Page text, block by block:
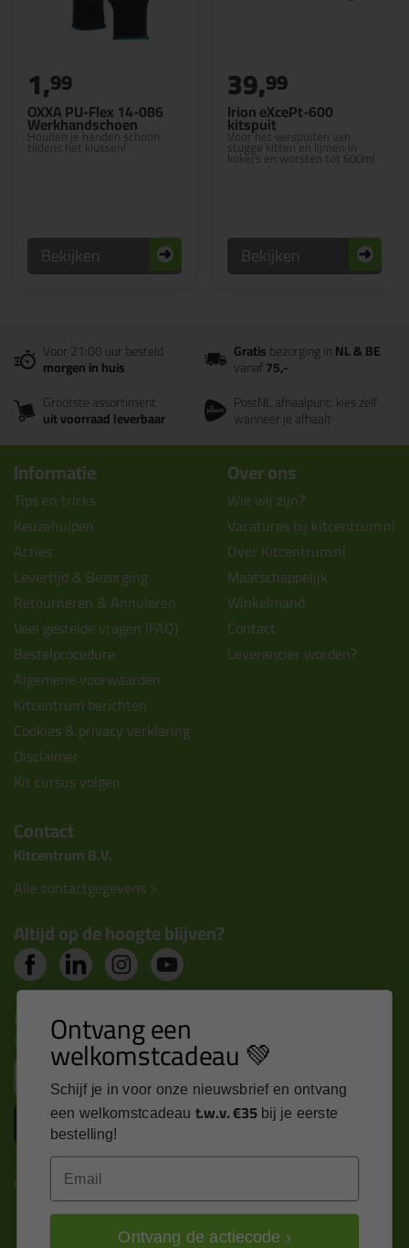
OXXA PU-Flex 14-086
Werkhandschoen
Houden je handen schoon
tijdens het klussen!
1,99
Bekijken
Irion eXcePt-600
kitspuit
Voor het verspuiten van
stugge kitten en lijmen in
kokers en worsten tot 600ml
39,99
Bekijken
Voor 21:00 uur besteld
morgen in huis
Gratisbezorging inNL & BE
vanaf75,-
Grootste assortiment
uit voorraad leverbaar
PostNL afhaalpunt: kies zelf
wanneer je afhaalt
Informatie
Tips en tricks
Keuzehulpen
Acties
Levertijd & Bezorging
Retourneren & Annuleren
Veel gestelde vragen (FAQ)
Bestelprocedure
Algemene voorwaarden
Kitcentrum berichten
Cookies & privacy verklaring
Disclaimer
Kit cursus volgen
Over ons
Wie wij zijn?
Vacatures bij kitcentrum.nl
Over Kitcentrum.nl
Maatschappelijk
Winkelmand
Contact
Leverancier worden?
Contact
Kitcentrum B.V.
Alle contactgegevens >
Altijd op de hoogte blijven?
Nieuws, tips en exclusieve deals rechtstreeks in je
inbox
Inschrijven
Kitcentrum is trots op:
Ontvang een
welkomstcadeau 💚
Schijf je in voor onze nieuwsbrief en ontvang
een welkomstcadeau t.w.v. €35 bij je eerste
bestelling!
Email
Ontvang de actiecode ›